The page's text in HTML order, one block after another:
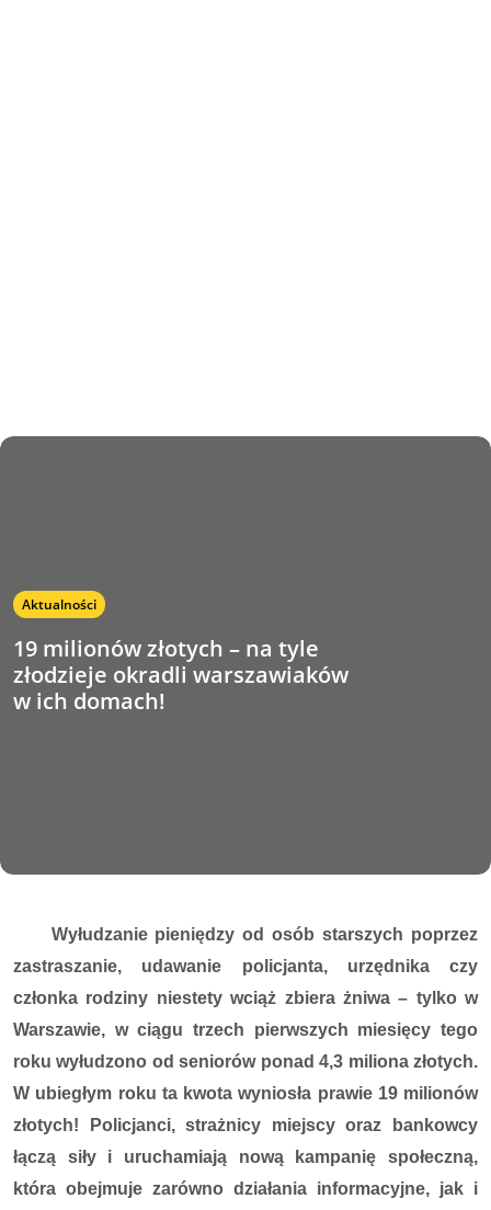
Aktualności
19 milionów złotych – na tyle
złodzieje okradli warszawiaków
w ich domach!
Wyłudzanie pieniędzy od osób starszych poprzez
zastraszanie, udawanie policjanta, urzędnika czy
członka rodziny niestety wciąż zbiera żniwa – tylko w
Warszawie, w ciągu trzech pierwszych miesięcy tego
roku wyłudzono od seniorów ponad 4,3 miliona złotych.
W ubiegłym roku ta kwota wyniosła prawie 19 milionów
złotych! Policjanci, strażnicy miejscy oraz bankowcy
łączą siły i uruchamiają nową kampanię społeczną,
która obejmuje zarówno działania informacyjne, jak i